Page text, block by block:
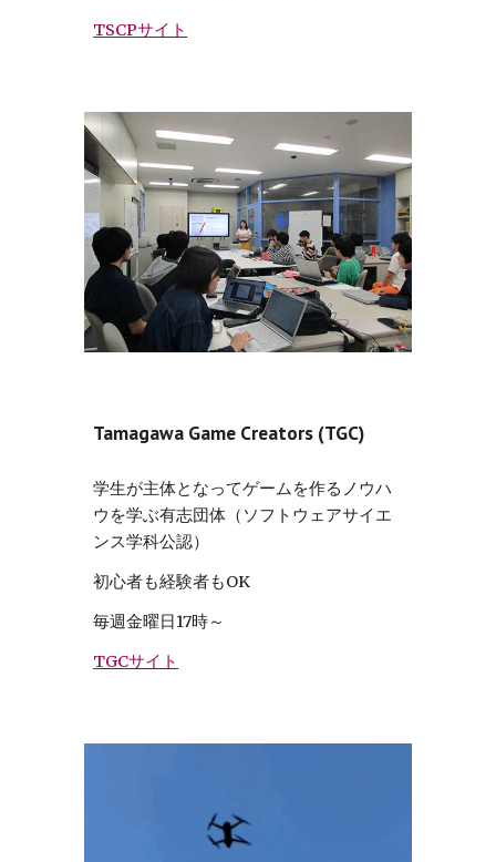
TSCPサイト
Tamagawa Game Creators (TGC)
学生が主体となってゲームを作るノウハ
ウを学ぶ有志団体（ソフトウェアサイエ
ンス学科公認）
初心者も経験者もOK
毎週金曜日17時～
TGCサイト